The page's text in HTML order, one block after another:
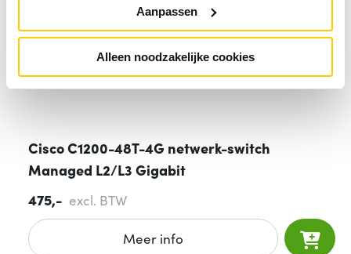
Aanpassen
Alleen noodzakelijke cookies
Cisco C1200-48T-4G netwerk-switch
Managed L2/L3 Gigabit
475,- excl. BTW
Meer info